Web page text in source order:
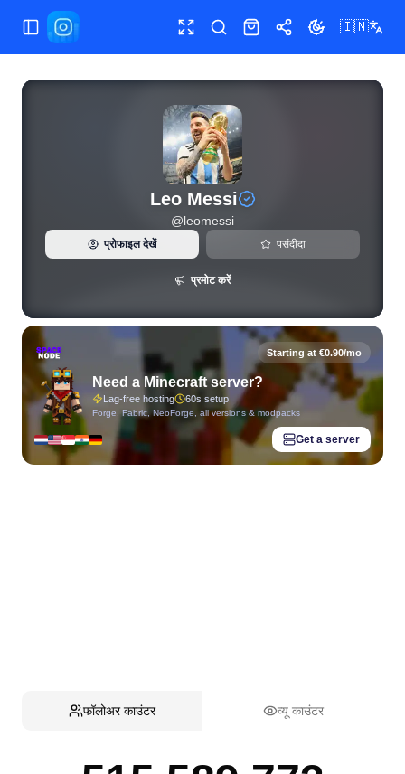
मेन्यू खोलें/बंद करें फुलस्क्रीन
खोजें शॉप शेयर थीम बदलें
🇮🇳
Leo Messi (@leomessi) के लिए लाइव Instagram आंकड़े और
Leo Messi
@leomessi
प्रोफाइल देखें पसंदीदा
प्रमोट करें
Starting at €0.90/mo
Need a Minecraft server?
Lag-free hosting 60s setup
Forge, Fabric, NeoForge, all versions & modpacks
Get a server
फॉलोअर काउंटर व्यू काउंटर